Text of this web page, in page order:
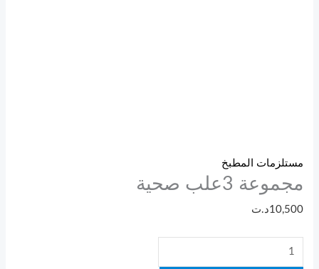
مستلزمات المطبخ
مجموعة 3علب صحية
10,500د.ت